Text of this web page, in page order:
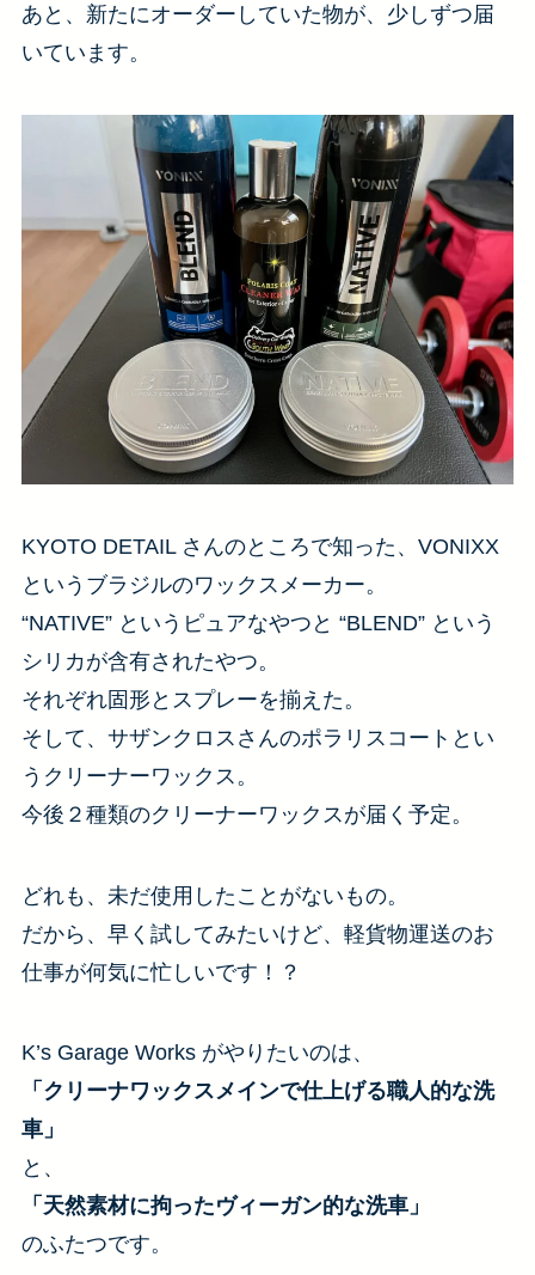
あと、新たにオーダーしていた物が、少しずつ届
いています。
KYOTO DETAIL さんのところで知った、VONIXX
というブラジルのワックスメーカー。
“NATIVE” というピュアなやつと “BLEND” という
シリカが含有されたやつ。
それぞれ固形とスプレーを揃えた。
そして、サザンクロスさんのポラリスコートとい
うクリーナーワックス。
今後２種類のクリーナーワックスが届く予定。
どれも、未だ使用したことがないもの。
だから、早く試してみたいけど、軽貨物運送のお
仕事が何気に忙しいです！？
K’s Garage Works がやりたいのは、
「クリーナワックスメインで仕上げる職人的な洗
車」
と、
「天然素材に拘ったヴィーガン的な洗車」
のふたつです。